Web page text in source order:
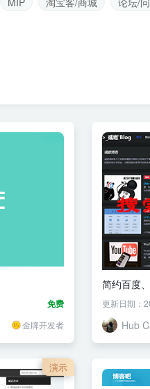
免费
金牌开发者
简约百度
更新日期：
Hub
演示